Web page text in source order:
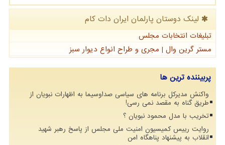
لینک دوستان پارلمان ایران دات كام
تبلیغات انتخابات مجلس
مستر گرین وال | مجری و طراح انواع دیوار سبز
پربیننده ترین ها
واکنش مدیرکل برنامه های سیاسی صداوسیما به اظهارات نبویان از
طریق گناه به مقصد نمی رسی!
تخریب با مدل محمود نبویان ؟
روایت رییس کمیسیون امنیت ملی مجلس از پاسخ رهبر شهید
انقلاب به پیشنهاد پناهگاه امن